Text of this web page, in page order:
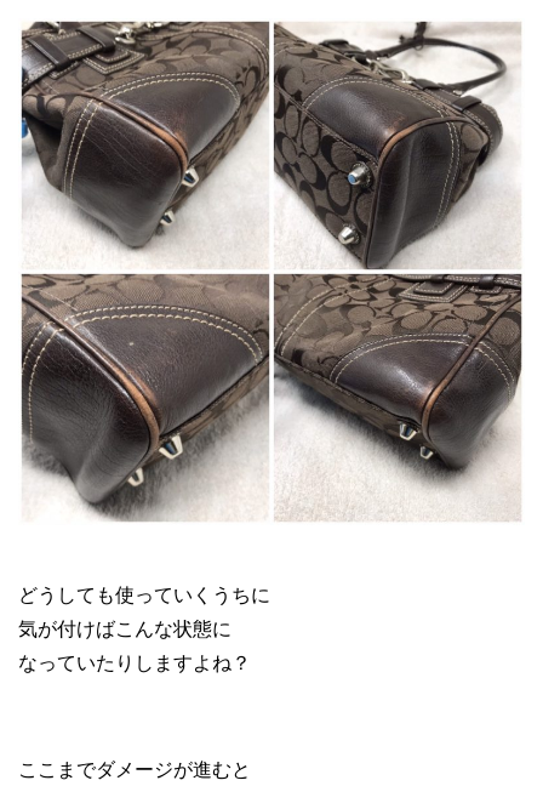
どうしても使っていくうちに
気が付けばこんな状態に
なっていたりしますよね？
ここまでダメージが進むと